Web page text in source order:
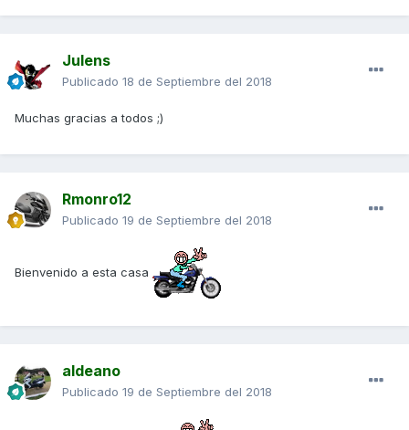
Julens
Publicado 18 de Septiembre del 2018
Muchas gracias a todos ;)
Rmonro12
Publicado 19 de Septiembre del 2018
Bienvenido a esta casa
aldeano
Publicado 19 de Septiembre del 2018